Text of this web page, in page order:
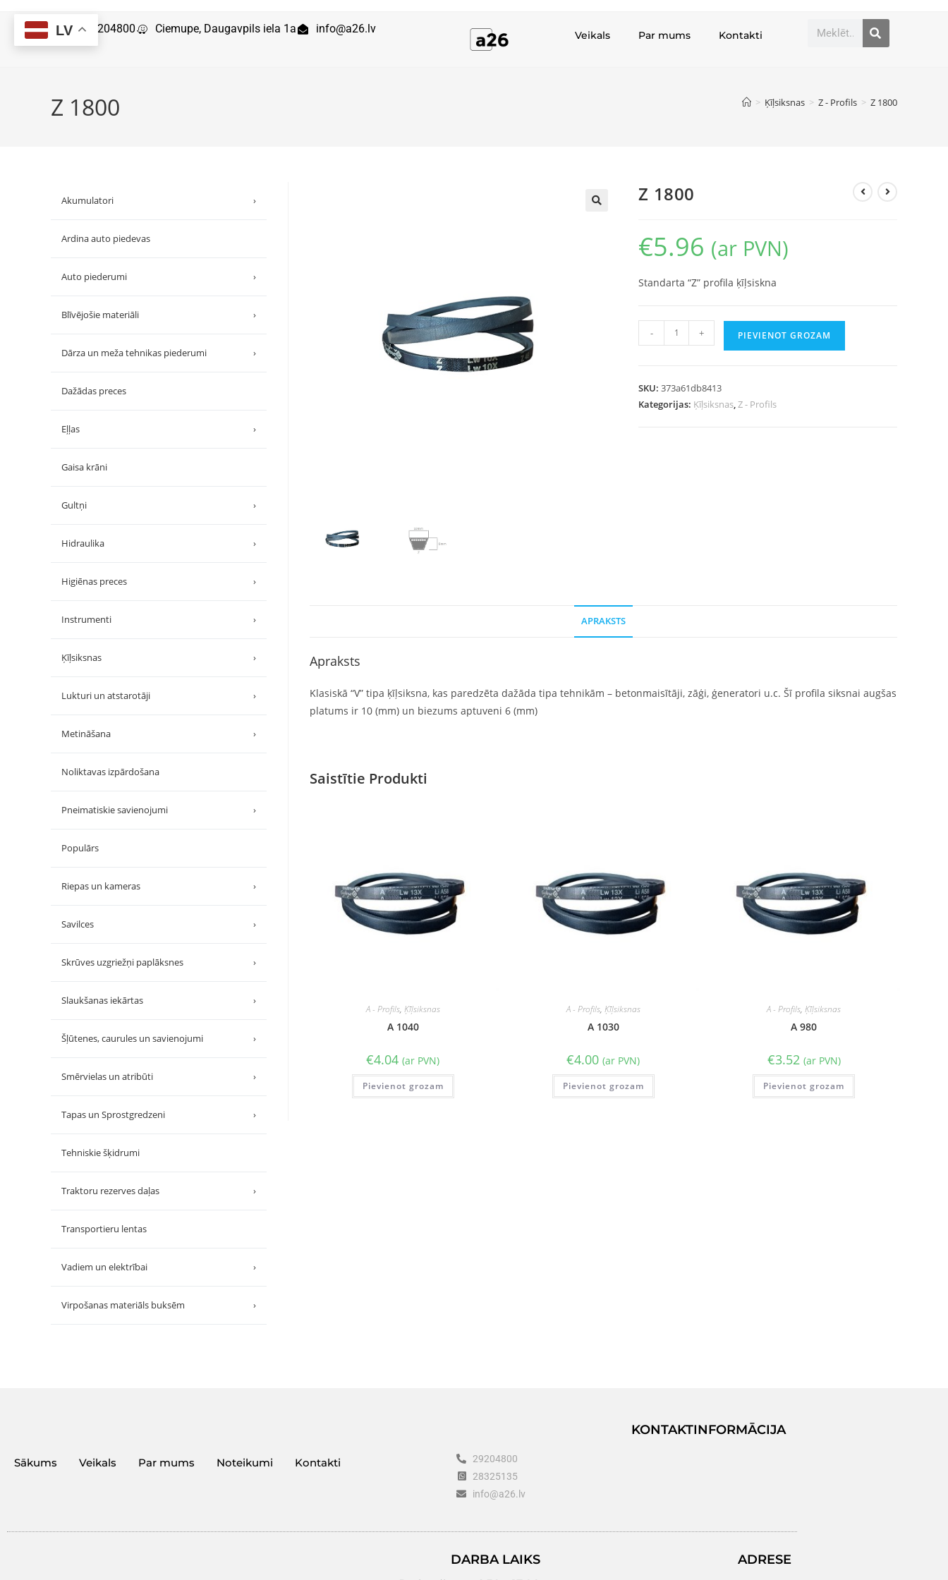
29204800 Ciemupe, Daugavpils iela 1a info@a26.lv Veikals Par mums Kontakti
Z 1800 > Ķīļsiksnas > Z - Profils > Z 1800
Z 1800
€5.96 (ar PVN)
Standarta “Z” profila ķīļsiskna
- + PIEVIENOT GROZAM
SKU:373a61db8413
Kategorijas: Ķīļsiksnas,Z - Profils
APRAKSTS
Apraksts
Klasiskā “V” tipa ķīļsiksna, kas paredzēta dažāda tipa tehnikām – betonmaisītāji, zāģi, ģeneratori u.c. Šī profila siksnai augšas
platums ir 10 (mm) un biezums aptuveni 6 (mm)
Saistītie Produkti
A - Profils, Ķīļsiksnas
A 1040
€4.04 (ar PVN)
Pievienot grozam
A - Profils, Ķīļsiksnas
A 1030
€4.00 (ar PVN)
Pievienot grozam
A - Profils,Ķīļsiksnas
A 980
€3.52 (ar PVN)
Pievienot grozam
Akumulatori ›
Ardina auto piedevas
Auto piederumi ›
Blīvējošie materiāli ›
Dārza un meža tehnikas piederumi ›
Dažādas preces
Eļļas ›
Gaisa krāni
Gultņi ›
Hidraulika ›
Higiēnas preces ›
Instrumenti ›
Ķīļsiksnas ›
Lukturi un atstarotāji ›
Metināšana ›
Noliktavas izpārdošana
Pneimatiskie savienojumi ›
Populārs
Riepas un kameras ›
Savilces ›
Skrūves uzgriežņi paplāksnes ›
Slaukšanas iekārtas ›
Šļūtenes, caurules un savienojumi ›
Smērvielas un atribūti ›
Tapas un Sprostgredzeni ›
Tehniskie šķidrumi
Traktoru rezerves daļas ›
Transportieru lentas
Vadiem un elektrībai ›
Virpošanas materiāls buksēm ›
Sākums Veikals Par mums Noteikumi Kontakti
KONTAKTINFORMĀCIJA
29204800
28325135
info@a26.lv
DARBA LAIKS ADRESE
LV